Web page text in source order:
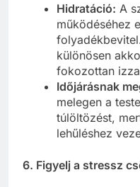
Hidratáció: A
működéséhez
különösen
fokozottan
Időjárásnak
melegen a
túlöltözést,
lehűléshez
6. Figyelj a stressz